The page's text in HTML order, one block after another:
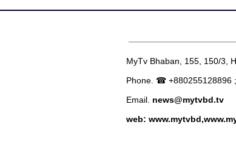
MyTv Bhaban, 155, 150/3,
Phone. ☎ +880255128896
Email. news@mytvbd.tv
web: